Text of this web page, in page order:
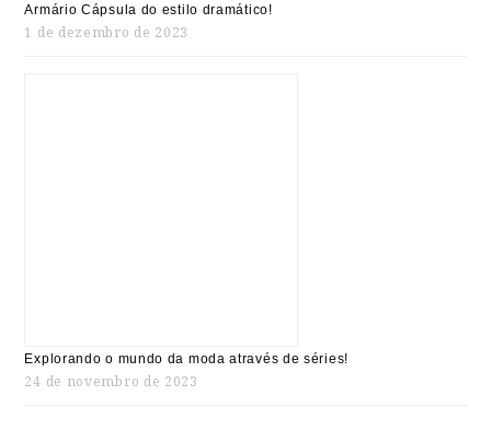
Armário Cápsula do estilo dramático!
1 de dezembro de 2023
Explorando o mundo da moda através de séries!
24 de novembro de 2023